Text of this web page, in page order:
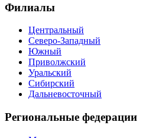
Филиалы
Центральный
Северо-Западный
Южный
Приволжский
Уральский
Сибирский
Дальневосточный
Региональные федерации